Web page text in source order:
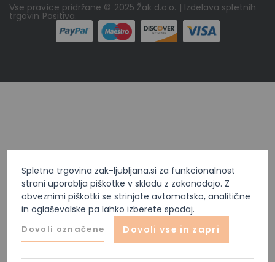
Spletna trgovina zak-ljubljana.si za funkcionalnost
strani uporablja piškotke v skladu z zakonodajo. Z
obveznimi piškotki se strinjate avtomatsko, analitične
in oglaševalske pa lahko izberete spodaj.
Dovoli označene Dovoli vse in zapri
Vse pravice pridržane © 2025 Žak d.o.o. | Izdelava spletnih
trgovin Positiva.